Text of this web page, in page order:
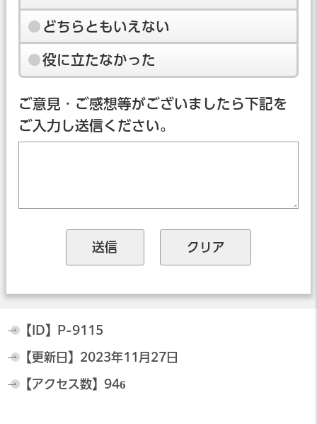
どちらともいえない
役に立たなかった
ご意見・ご感想等がございましたら下記を
ご入力し送信ください。
【ID】 P-9115
【更新日】 2023年11月27日
【アクセス数】 946